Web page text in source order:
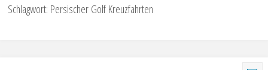
Schlagwort: Persischer Golf Kreuzfahrten